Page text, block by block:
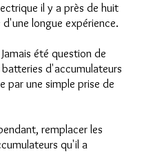
il y a près de huit
longue expérience.
été question de
d'accumulateurs
par une simple prise de
remplacer les
qu'il a